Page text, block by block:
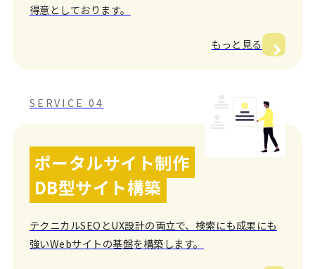
得意としております。
もっと見る
SERVICE 04
ポータルサイト制作
DB型サイト構築
テクニカルSEOとUX設計の両立で、検索にも成果にも
強いWebサイトの基盤を構築します。